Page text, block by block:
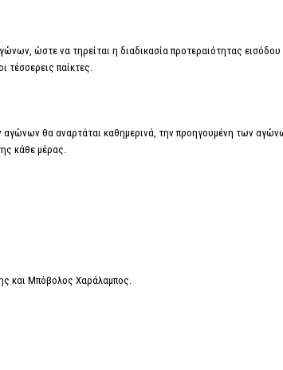
ώστε να τηρείται η διαδικασία προτεραιότητας
τέσσερεις παίκτες.
αγώνων θα αναρτάται καθημερινά, την προηγουμένη των
κάθε μέρας.
και Μπόβολος Χαράλαμπος.